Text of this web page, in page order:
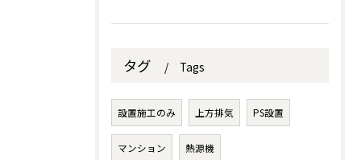
タグ Tags
設置施工のみ 上方排気 PS設置
マンション 熱源機